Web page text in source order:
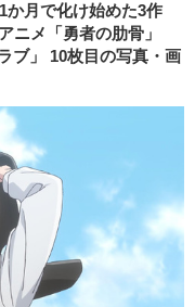
グッズ
海外
ビジネス
アーティスト
実写
イベント
座談会
映画/ドラマ
ABEMA Cafe
か月で化け始めた3作
ニメ「勇者の肋骨」
ブ」 10枚目の写真・画